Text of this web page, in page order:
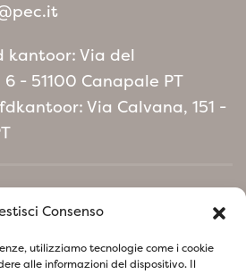
Consenso
utilizziamo tecnologie come i cookie
alle informazioni del dispositivo. Il
kantoor: Via del
- 51100 Canapale PT
Via Calvana, 151 -